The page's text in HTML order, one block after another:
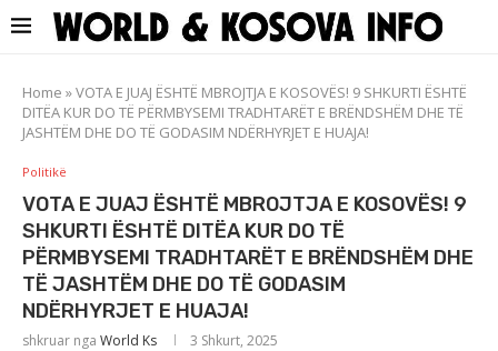
Home »VOTA E JUAJ ËSHTË MBROJTJA E KOSOVËS! 9 SHKURTI ËSHTË
DITËA KUR DO TË PËRMBYSEMI TRADHTARËT E BRËNDSHËM DHE TË
JASHTËM DHE DO TË GODASIM NDËRHYRJET E HUAJA!
Politikë
VOTA E JUAJ ËSHTË MBROJTJA E KOSOVËS! 9
SHKURTI ËSHTË DITËA KUR DO TË
PËRMBYSEMI TRADHTARËT E BRËNDSHËM DHE
TË JASHTËM DHE DO TË GODASIM
NDËRHYRJET E HUAJA!
shkruar nga World Ks 3 Shkurt, 2025